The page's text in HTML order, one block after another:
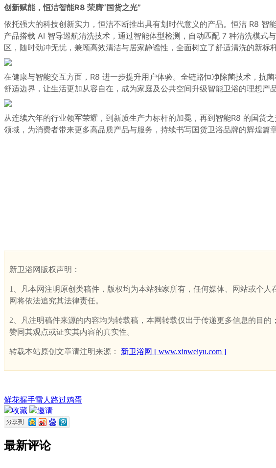
创新赋能，恒洁智能R8 荣膺“国货之光”
依托强大的科技创新实力，恒洁不断推出具有划时代意义的产品。恒洁 R8 智
产品搭载 AI 智导巡航清洗技术，通过智能体型检测，自动匹配 7 种清洗模
区，随时劲冲无忧，兼顾高效清洁与居家静谧性，全面树立了舒适清洗的新标杆
在健康与智能交互方面，R8 进一步提升用户体验。全链路恒净除菌技术，抗
舒适边界，让生活更加从容自在，成为家庭及公共空间升级智能卫浴的理想产品
从连续六年的行业领军荣耀，到新质生产力标杆的加冕，再到智能R8 的国货
领域，为消费者带来更多高品质产品与服务，持续书写国货卫浴品牌的辉煌篇
新卫浴网版权声明：
1、凡本网注明原创类稿件，版权均为本站独家所有，任何媒体、网站或个
网将依法追究其法律责任。
2、凡注明稿件来源的内容均为转载稿，本网转载仅出于传递更多信息的目
赞同其观点或证实其内容的真实性。
转载本站原创文章请注明来源： 新卫浴网 [ www.xinweiyu.com ]
鲜花握手雷人 路过鸡蛋
收藏
邀请
最新评论